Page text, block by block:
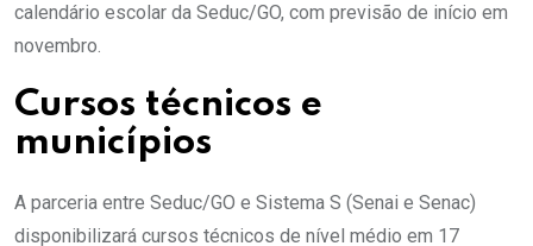
calendário escolar da Seduc/GO, com previsão de início em
novembro.
Cursos técnicos e
municípios
A parceria entre Seduc/GO e Sistema S (Senai e Senac)
disponibilizará cursos técnicos de nível médio em 17